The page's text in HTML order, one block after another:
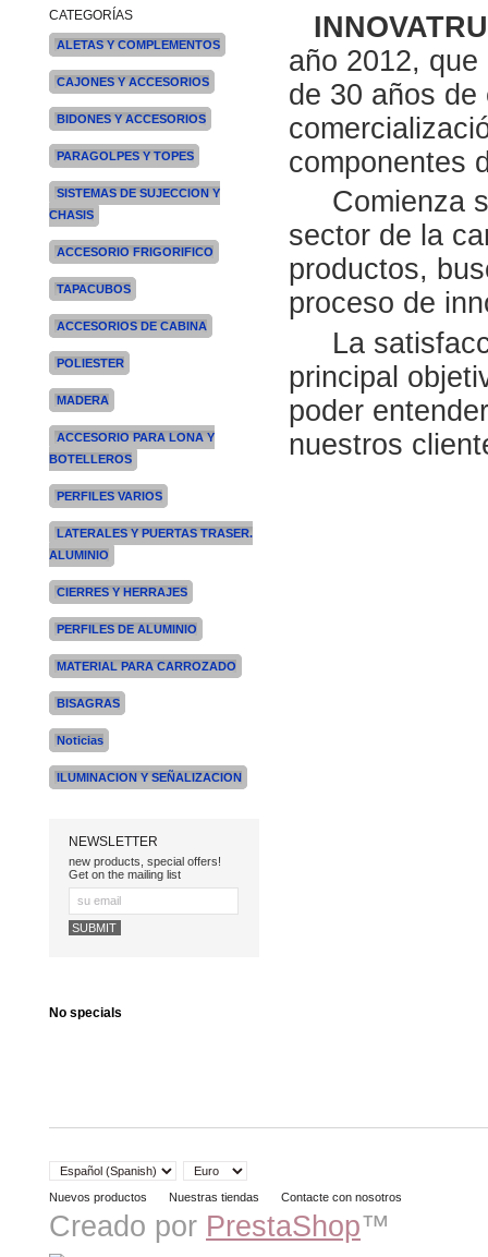
año 2012,
de 30 años
componentes
Comienza
sector de la
productos,
proceso de
La
principal
poder
nuestros
CATEGORÍAS
ALETAS Y COMPLEMENTOS
CAJONES Y ACCESORIOS
BIDONES Y ACCESORIOS
PARAGOLPES Y TOPES
SISTEMAS DE SUJECCION Y
CHASIS
ACCESORIO FRIGORIFICO
TAPACUBOS
ACCESORIOS DE CABINA
POLIESTER
MADERA
ACCESORIO PARA LONA Y
BOTELLEROS
PERFILES VARIOS
LATERALES Y PUERTAS TRASER.
ALUMINIO
CIERRES Y HERRAJES
PERFILES DE ALUMINIO
MATERIAL PARA CARROZADO
BISAGRAS
Noticias
ILUMINACION Y SEÑALIZACION
NEWSLETTER
new products, special offers!
Get on the mailing list
No specials
Nuevos productos Nuestras tiendas Contacte con nosotros
Creado por PrestaShop™